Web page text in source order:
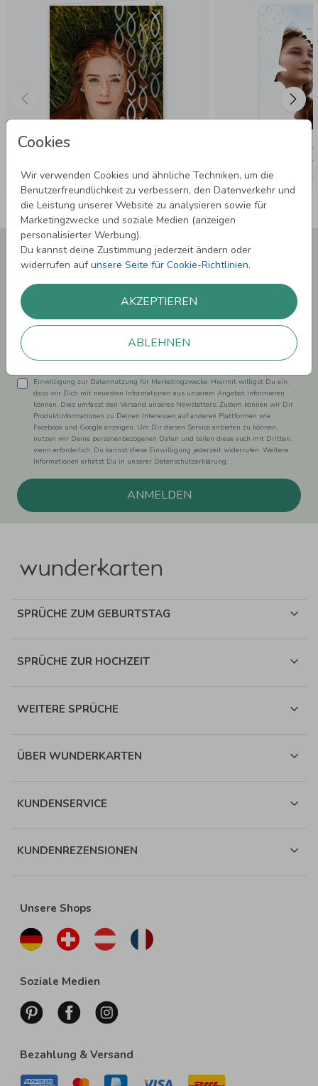
Cookies
Wir verwenden Cookies und ähnliche Techniken, um die
Benutzerfreundlichkeit zu verbessern, den Datenverkehr und
die Leistung unserer Website zu analysieren sowie für
Marketingzwecke und soziale Medien (anzeigen
personalisierter Werbung).
Du kannst deine Zustimmung jederzeit ändern oder
widerrufen aufunsere Seite für Cookie-Richtlinien.
AKZEPTIEREN
ABLEHNEN
Newsletter abonnieren und 5,00 € Rabatt**
sichern!
Melde Dich zu unserem Newsletter an und bleibe auf dem
Laufenden.
Einwilligung zur Datennutzung für Marketingzwecke: Hiermit willigst Du ein,
dass wir Dich mit neuesten Informationen aus unserem Angebot informieren
können. Dies umfasst den Versand unseres Newsletters. Zudem können wir Dir
Produktinformationen zu Deinen Interessen auf anderen Plattformen wie
Facebook und Google anzeigen. Um Dir diesen Service anbieten zu können,
nutzen wir Deine personenbezogenen Daten und teilen diese auch mit Dritten,
wenn erforderlich. Du kannst diese Einwilligung jederzeit widerrufen. Weitere
Informationen erhätst Du in unserer Datenschutzerklärung.
ANMELDEN
SPRÜCHE ZUM GEBURTSTAG
SPRÜCHE ZUR HOCHZEIT
WEITERE SPRÜCHE
ÜBER WUNDERKARTEN
KUNDENSERVICE
KUNDENREZENSIONEN
Unsere Shops
Soziale Medien
Bezahlung & Versand